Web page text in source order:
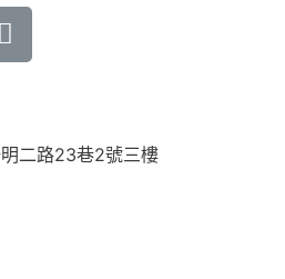
二路23巷2號三樓